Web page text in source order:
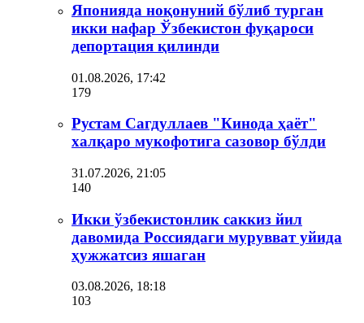
Японияда ноқонуний бўлиб турган
икки нафар Ўзбекистон фуқароси
депортация қилинди
01.08.2026, 17:42
179
Рустам Сагдуллаев "Кинода ҳаёт"
халқаро мукофотига сазовор бўлди
31.07.2026, 21:05
140
Икки ўзбекистонлик саккиз йил
давомида Россиядаги мурувват уйида
ҳужжатсиз яшаган
03.08.2026, 18:18
103